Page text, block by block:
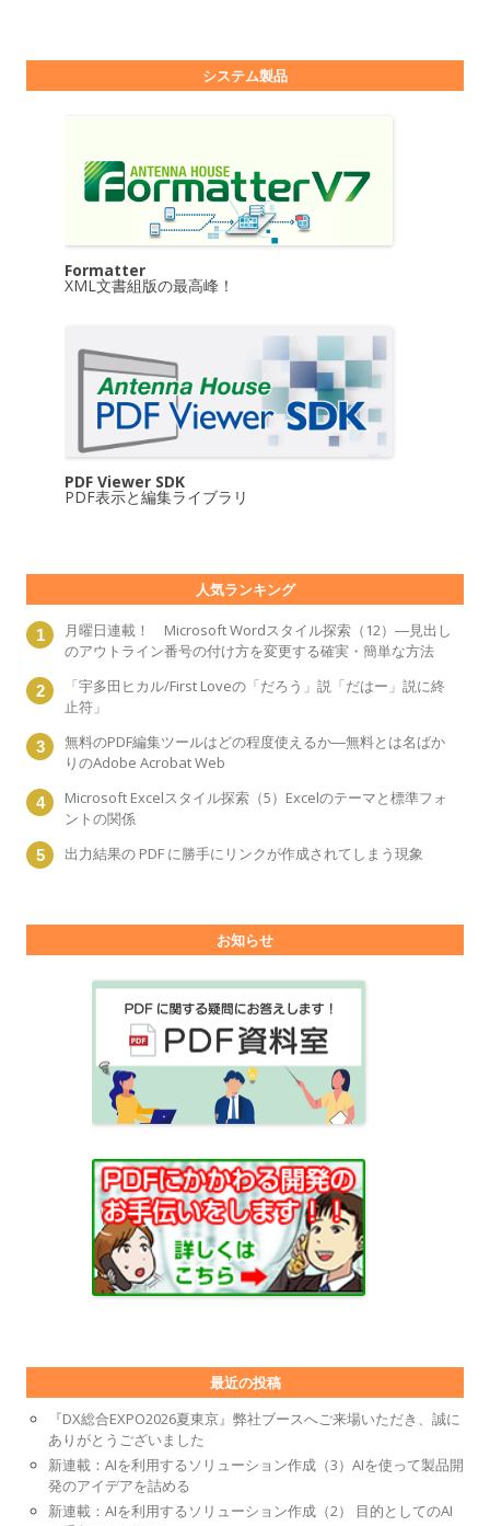
システム製品
Formatter
XML文書組版の最高峰！
PDF Viewer SDK
PDF表示と編集ライブラリ
人気ランキング
月曜日連載！ Microsoft Wordスタイル探索（12）―見出し
のアウトライン番号の付け方を変更する確実・簡単な方法
「宇多田ヒカル/First Loveの「だろう」説「だはー」説に終
止符」
無料のPDF編集ツールはどの程度使えるか―無料とは名ばか
りのAdobe Acrobat Web
Microsoft Excelスタイル探索（5）Excelのテーマと標準フォ
ントの関係
出力結果の PDF に勝手にリンクが作成されてしまう現象
お知らせ
最近の投稿
『DX総合EXPO2026夏東京』弊社ブースへご来場いただき、誠に
ありがとうございました
新連載：AIを利用するソリューション作成（3）AIを使って製品開
発のアイデアを詰める
新連載：AIを利用するソリューション作成（2） 目的としてのAI